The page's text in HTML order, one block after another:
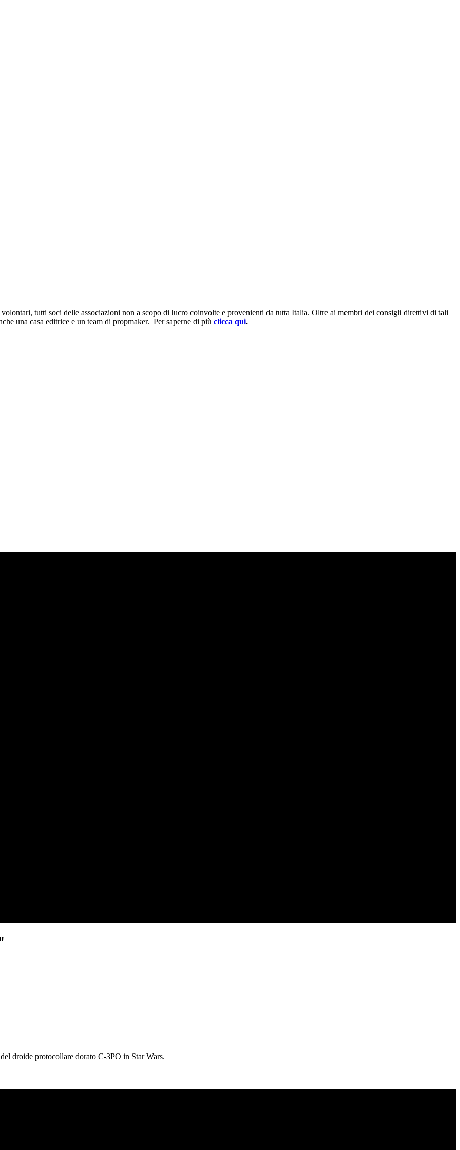
tutti soci delle associazioni non a scopo di lucro coinvolte e provenienti da tutta Italia. Oltre ai membri dei consigli direttivi di tali
una casa editrice e un team di propmaker. Per saperne di più clicca qui.
droide protocollare dorato C-3PO in Star Wars.